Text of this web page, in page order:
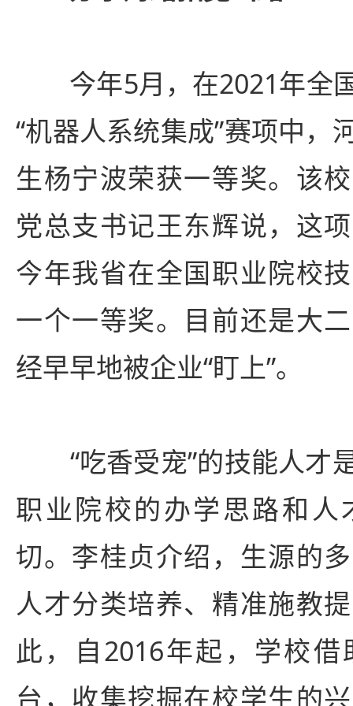
今年5月，在2021年全
“机器人系统集成”赛项中，
生杨宁波荣获一等奖。该
党总支书记王东辉说，这
今年我省在全国职业院校
一个一等奖。目前还是大
经早早地被企业“盯上”。
“吃香受宠”的技能人才
职业院校的办学思路和人
切。李桂贞介绍，生源的
人才分类培养、精准施教
此，自2016年起，学校
台，收集挖掘在校学生的